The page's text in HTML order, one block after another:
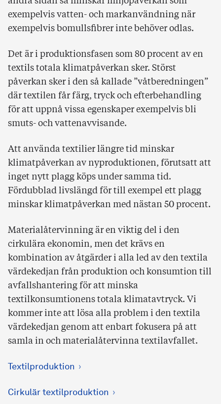
exempelvis vatten- och markanvändning när
exempelvis bomullsfibrer inte behöver odlas.
Det är i produktionsfasen som 80 procent av en
textils totala klimatpåverkan sker. Störst
påverkan sker i den så kallade ”våtberedningen”
där textilen får färg, tryck och efterbehandling
för att uppnå vissa egenskaper exempelvis bli
smuts- och vattenavvisande.
Att använda textilier längre tid minskar
klimatpåverkan av nyproduktionen, förutsatt att
inget nytt plagg köps under samma tid.
Fördubblad livslängd för till exempel ett plagg
minskar klimatpåverkan med nästan 50 procent.
Materialåtervinning är en viktig del i den
cirkulära ekonomin, men det krävs en
kombination av åtgärder i alla led av den textila
värdekedjan från produktion och konsumtion till
avfallshantering för att minska
textilkonsumtionens totala klimatavtryck. Vi
kommer inte att lösa alla problem i den textila
värdekedjan genom att enbart fokusera på att
samla in och materialåtervinna textilavfallet.
Textilproduktion
Cirkulär textilproduktion